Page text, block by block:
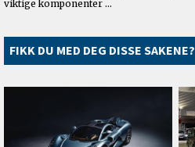
FIKK DU MED DEG DISSE SAKENE?